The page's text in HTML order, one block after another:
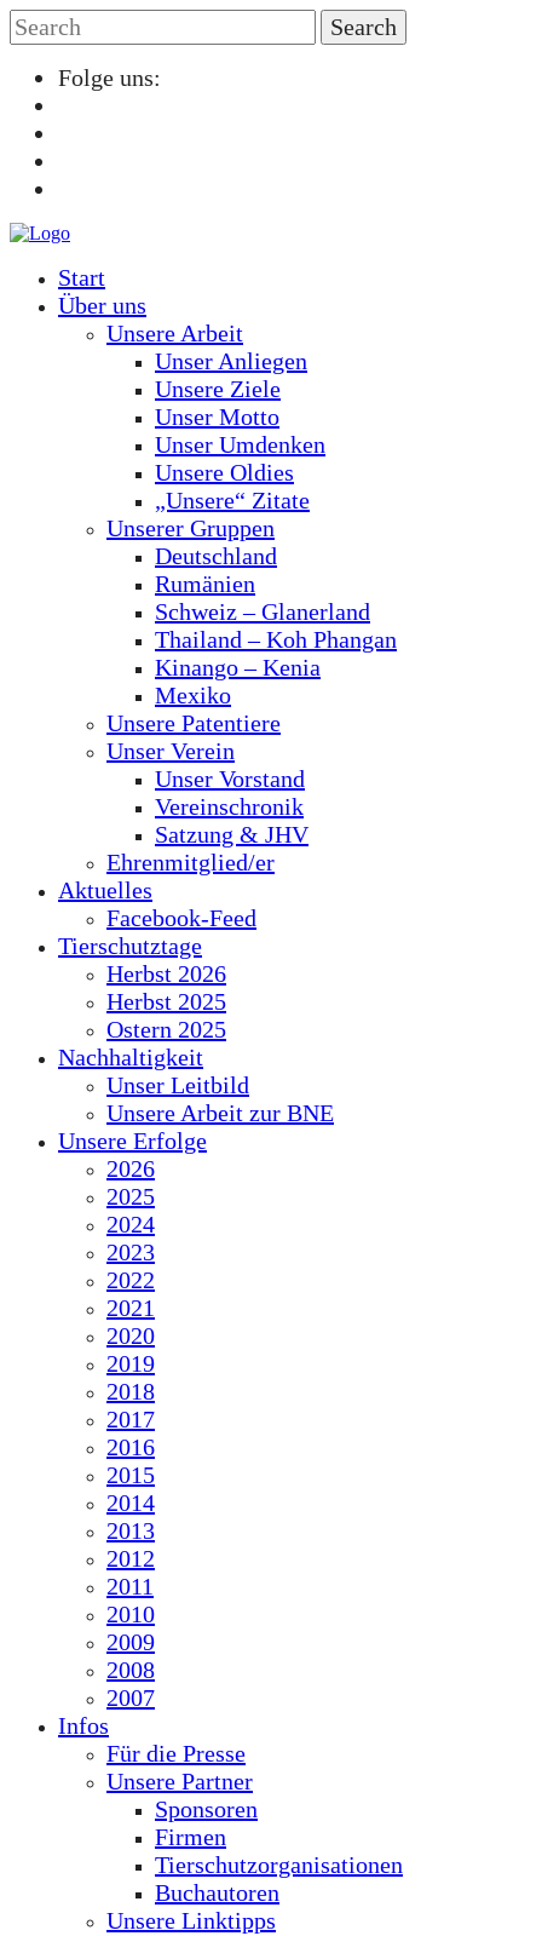
Folge uns:
Start
Über uns
Unsere Arbeit
Unser Anliegen
Unsere Ziele
Unser Motto
Unser Umdenken
Unsere Oldies
„Unsere“ Zitate
Unserer Gruppen
Deutschland
Rumänien
Schweiz – Glanerland
Thailand – Koh Phangan
Kinango – Kenia
Mexiko
Unsere Patentiere
Unser Verein
Unser Vorstand
Vereinschronik
Satzung & JHV
Ehrenmitglied/er
Aktuelles
Facebook-Feed
Tierschutztage
Herbst 2026
Herbst 2025
Ostern 2025
Nachhaltigkeit
Unser Leitbild
Unsere Arbeit zur BNE
Unsere Erfolge
2026
2025
2024
2023
2022
2021
2020
2019
2018
2017
2016
2015
2014
2013
2012
2011
2010
2009
2008
2007
Infos
Für die Presse
Unsere Partner
Sponsoren
Firmen
Tierschutzorganisationen
Buchautoren
Unsere Linktipps